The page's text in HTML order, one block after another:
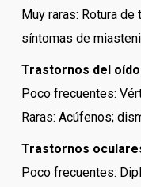
Muy raras: Rotura
síntomas de
Trastornos del
Poco frecuentes:
Raras: Acúfenos;
Trastornos
Poco frecuentes: